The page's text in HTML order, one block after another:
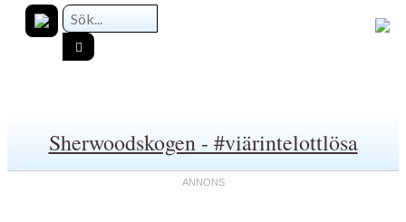
Sherwoodskogen - #viärintelottlösa